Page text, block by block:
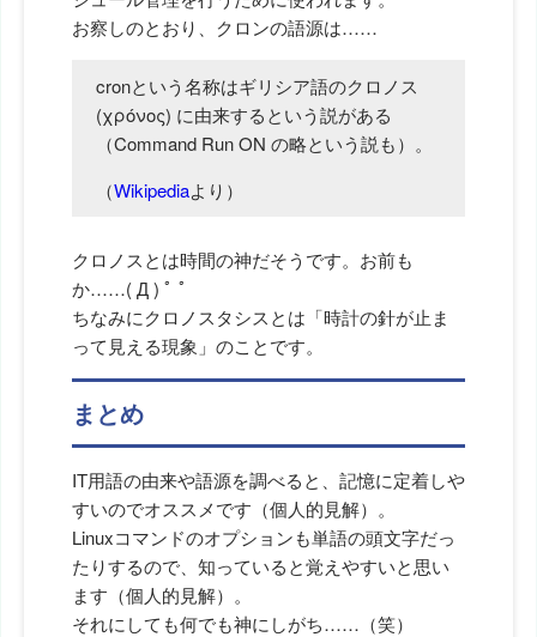
お察しのとおり、クロンの語源は……
cronという名称はギリシア語のクロノス
(χρόνος) に由来するという説がある
（Command Run ON の略という説も）。
（Wikipediaより）
クロノスとは時間の神だそうです。お前も
か……( Д ) ﾟ ﾟ
ちなみにクロノスタシスとは「時計の針が止ま
って見える現象」のことです。
まとめ
IT用語の由来や語源を調べると、記憶に定着しや
すいのでオススメです（個人的見解）。
Linuxコマンドのオプションも単語の頭文字だっ
たりするので、知っていると覚えやすいと思い
ます（個人的見解）。
それにしても何でも神にしがち……（笑）